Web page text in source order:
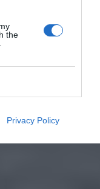
the
Privacy Policy